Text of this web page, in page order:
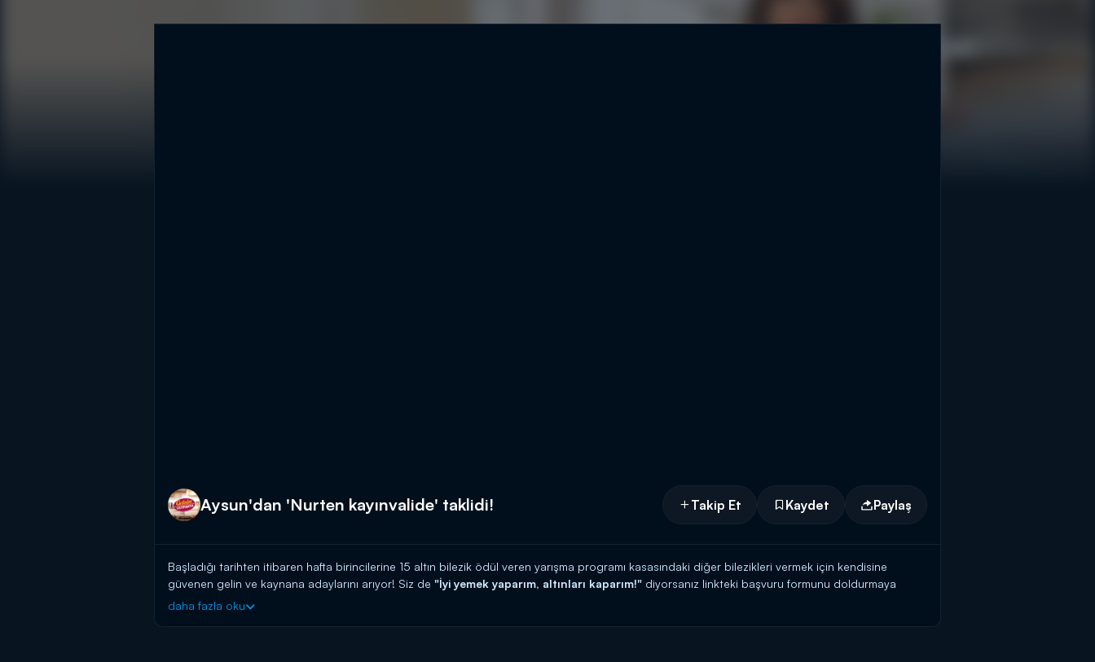
Aysun'dan 'Nurten kayınvalide' taklidi! Takip Et Kaydet Paylaş
Başladığı tarihten itibaren hafta birincilerine 15 altın bilezik ödül veren yarışma programı kasasındaki diğer bilezikleri vermek için kendisine
güvenen gelin ve kaynana adaylarını arıyor! Siz de "İyi yemek yaparım, altınları kaparım!" diyorsanız linkteki başvuru formunu doldurmaya
başlayın!
daha fazla oku